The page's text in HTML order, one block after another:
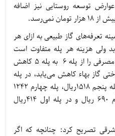
و 10 درصد عوارض توسعه روستایی نیز اضافه
نمی‌رسد.
تعرفه‌های گاز طبیعی به ازای هر
ولی هزینه هر پله متفاوت است
به‌طور مثال اگر خانواری میزان گاز مصرفی را از پله ۶ به پله ۵ کاهش
پرداختی گاز بهاء کاهش می‌یابد، در پله
ششم هر متر مکعب 2208ریال، پله پنجم 1518ریال، پله چهارم 1242
ریال، پله سوم 966ریال، پله دوم 690 ریال و در پله اول 414ریال
تصریح کرد: چنانچه که اگر